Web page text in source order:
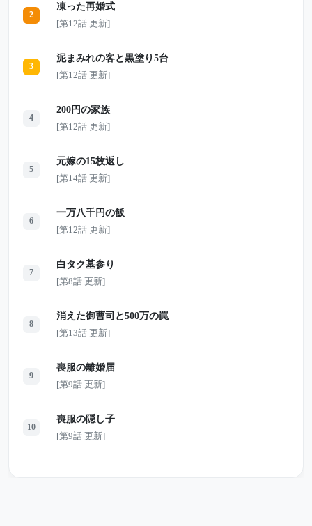
2
凍った再婚式
[第12話 更新]
3
泥まみれの客と黒塗り5台
[第12話 更新]
4
200円の家族
[第12話 更新]
5
元嫁の15枚返し
[第14話 更新]
6
一万八千円の飯
[第12話 更新]
7
白タク墓参り
[第8話 更新]
8
消えた御曹司と500万の罠
[第13話 更新]
9
喪服の離婚届
[第9話 更新]
10
喪服の隠し子
[第9話 更新]